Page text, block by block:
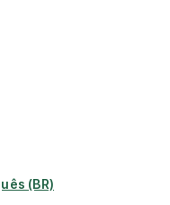
(BR)